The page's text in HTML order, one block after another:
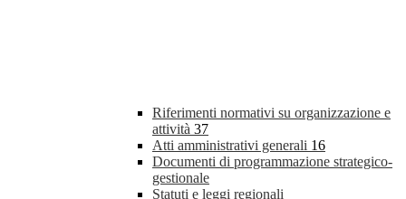
Riferimenti normativi su organizzazione e
attività 37
Atti amministrativi generali 16
Documenti di programmazione strategico-
gestionale
Statuti e leggi regionali